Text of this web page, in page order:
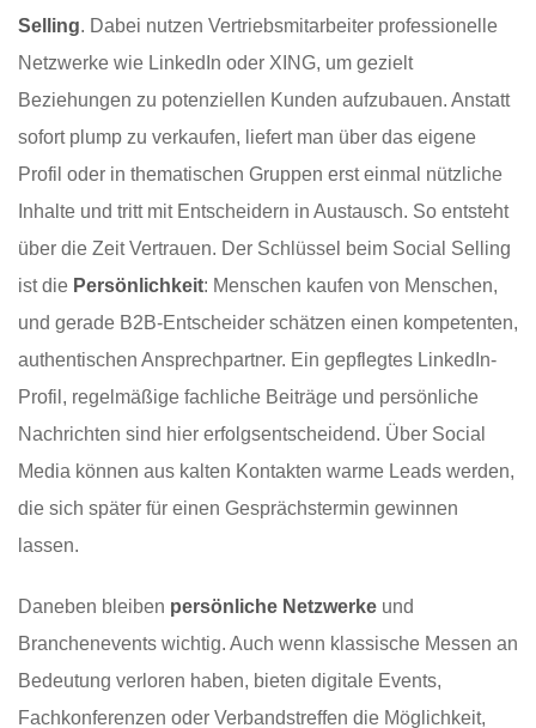
Selling. Dabei nutzen Vertriebsmitarbeiter professionelle
Netzwerke wie LinkedIn oder XING, um gezielt
Beziehungen zu potenziellen Kunden aufzubauen. Anstatt
sofort plump zu verkaufen, liefert man über das eigene
Profil oder in thematischen Gruppen erst einmal nützliche
Inhalte und tritt mit Entscheidern in Austausch. So entsteht
über die Zeit Vertrauen. Der Schlüssel beim Social Selling
ist die Persönlichkeit: Menschen kaufen von Menschen,
und gerade B2B-Entscheider schätzen einen kompetenten,
authentischen Ansprechpartner. Ein gepflegtes LinkedIn-
Profil, regelmäßige fachliche Beiträge und persönliche
Nachrichten sind hier erfolgsentscheidend. Über Social
Media können aus kalten Kontakten warme Leads werden,
die sich später für einen Gesprächstermin gewinnen
lassen.
Daneben bleiben persönliche Netzwerke und
Branchenevents wichtig. Auch wenn klassische Messen an
Bedeutung verloren haben, bieten digitale Events,
Fachkonferenzen oder Verbandstreffen die Möglichkeit,